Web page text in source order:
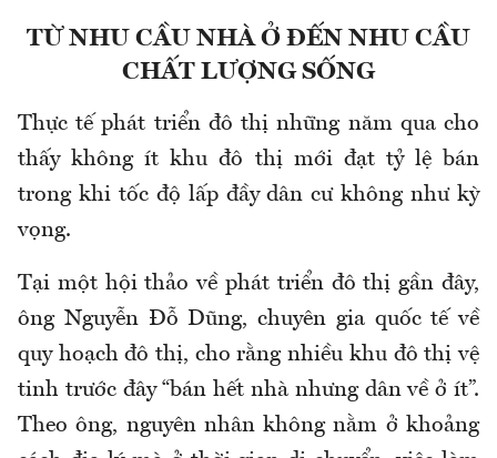
TỪ NHU CẦU NHÀ Ở ĐẾN NHU CẦU
CHẤT LƯỢNG SỐNG
Thực tế phát triển đô thị những năm qua cho
thấy không ít khu đô thị mới đạt tỷ lệ bán
trong khi tốc độ lấp đầy dân cư không như kỳ
vọng.
Tại một hội thảo về phát triển đô thị gần đây,
ông Nguyễn Đỗ Dũng, chuyên gia quốc tế về
quy hoạch đô thị, cho rằng nhiều khu đô thị vệ
tinh trước đây “bán hết nhà nhưng dân về ở ít”.
Theo ông, nguyên nhân không nằm ở khoảng